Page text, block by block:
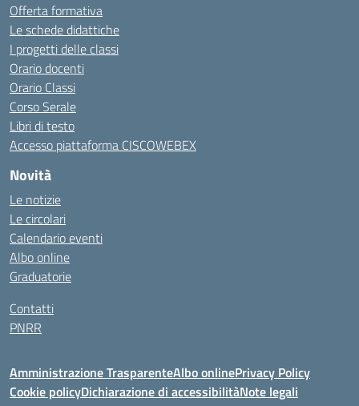
Offerta formativa
Le schede didattiche
I progetti delle classi
Orario docenti
Orario Classi
Corso Serale
Libri di testo
Accesso piattaforma CISCOWEBEX
Novità
Le notizie
Le circolari
Calendario eventi
Albo online
Graduatorie
Contatti
PNRR
Amministrazione TrasparenteAlbo onlinePrivacy Policy
Cookie policyDichiarazione di accessibilitàNote legali